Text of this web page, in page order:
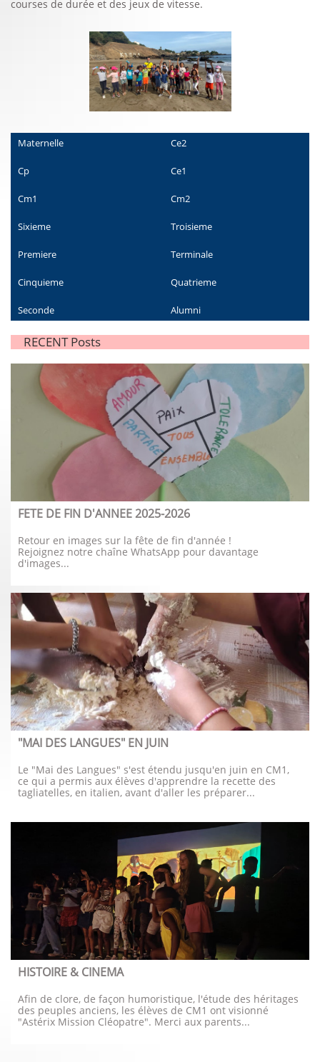
courses de durée et des jeux de vitesse.
Maternelle Ce2
Cp Ce1
Cm1 Cm2
Sixieme Troisieme
Premiere Terminale
Cinquieme Quatrieme
Seconde Alumni
RECENT Posts
FETE DE FIN D'ANNEE 2025-2026
Retour en images sur la fête de fin d'année !
Rejoignez notre chaîne WhatsApp pour davantage
d'images...
"MAI DES LANGUES" EN JUIN
Le "Mai des Langues" s'est étendu jusqu'en juin en CM1,
ce qui a permis aux élèves d'apprendre la recette des
tagliatelles, en italien, avant d'aller les préparer...
HISTOIRE & CINEMA
Afin de clore, de façon humoristique, l'étude des héritages
des peuples anciens, les élèves de CM1 ont visionné
"Astérix Mission Cléopatre". Merci aux parents...